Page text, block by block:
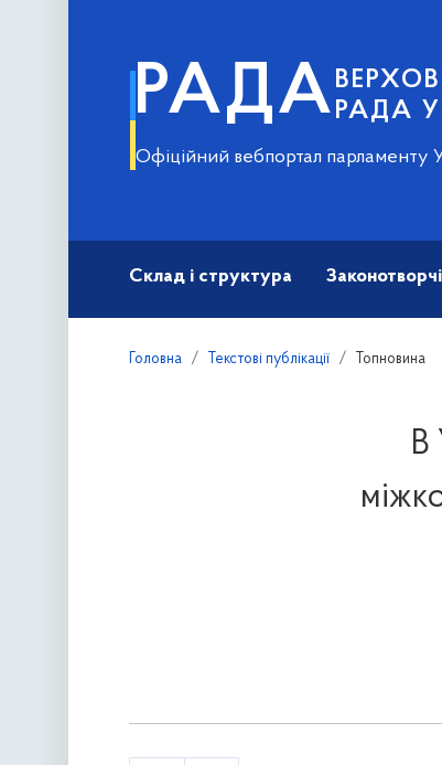
РАДА РАДА
Офіційний вебпортал парламенту
Склад і структура
Головна Текстові публікації Топновина
В